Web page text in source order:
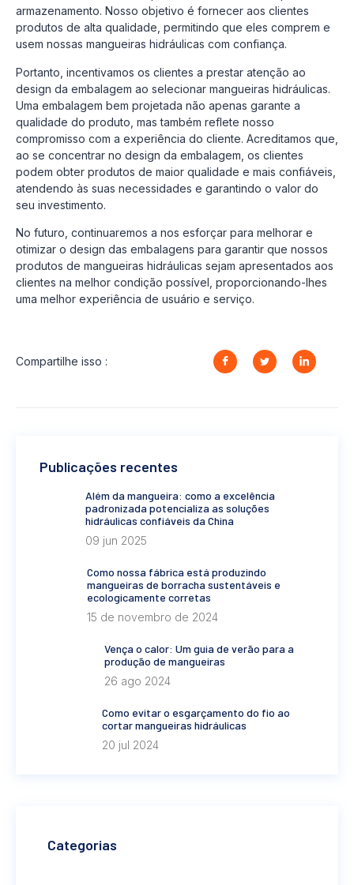
armazenamento. Nosso objetivo é fornecer aos clientes
produtos de alta qualidade, permitindo que eles comprem e
usem nossas mangueiras hidráulicas com confiança.
Portanto, incentivamos os clientes a prestar atenção ao
design da embalagem ao selecionar mangueiras hidráulicas.
Uma embalagem bem projetada não apenas garante a
qualidade do produto, mas também reflete nosso
compromisso com a experiência do cliente. Acreditamos que,
ao se concentrar no design da embalagem, os clientes
podem obter produtos de maior qualidade e mais confiáveis,
atendendo às suas necessidades e garantindo o valor do
seu investimento.
No futuro, continuaremos a nos esforçar para melhorar e
otimizar o design das embalagens para garantir que nossos
produtos de mangueiras hidráulicas sejam apresentados aos
clientes na melhor condição possível, proporcionando-lhes
uma melhor experiência de usuário e serviço.
Compartilhe isso :
Publicações recentes
Além da mangueira: como a excelência
padronizada potencializa as soluções
hidráulicas confiáveis da China
09 jun 2025
Como nossa fábrica está produzindo
mangueiras de borracha sustentáveis e
ecologicamente corretas
15 de novembro de 2024
Vença o calor: Um guia de verão para a
produção de mangueiras
26 ago 2024
Como evitar o esgarçamento do fio ao
cortar mangueiras hidráulicas
20 jul 2024
Categorias